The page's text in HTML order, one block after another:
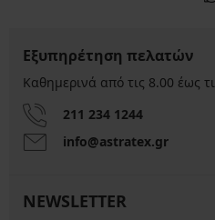
Εξυπηρέτηση πελατών
Καθημερινά από τις 8.00 έως
211 234 1244
info@astratex.gr
NEWSLETTER